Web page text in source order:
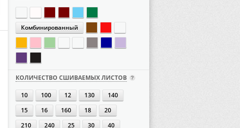
Комбинированный
КОЛИЧЕСТВО СШИВАЕМЫХ ЛИСТОВ
10 100 12 130
140
15
16 160 18
20
210
240 25 30
40